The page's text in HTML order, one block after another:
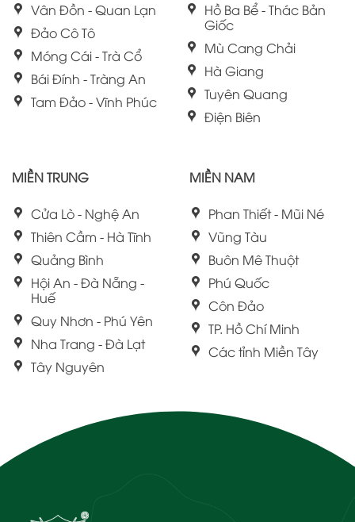
Vân Đồn - Quan Lạn
Đảo Cô Tô
Móng Cái - Trà Cổ
Bái Đính - Tràng An
Tam Đảo - Vĩnh Phúc
Hồ Ba Bể - Thác Bản
Giốc
Mù Cang Chải
Hà Giang
Tuyên Quang
Điện Biên
MIỀN TRUNG
Cửa Lò - Nghệ An
Thiên Cầm - Hà Tĩnh
Quảng Bình
Hội An - Đà Nẵng -
Huế
Quy Nhơn - Phú Yên
Nha Trang - Đà Lạt
Tây Nguyên
MIỀN NAM
Phan Thiết - Mũi Né
Vũng Tàu
Buôn Mê Thuột
Phú Quốc
Côn Đảo
TP. Hồ Chí Minh
Các tỉnh Miền Tây